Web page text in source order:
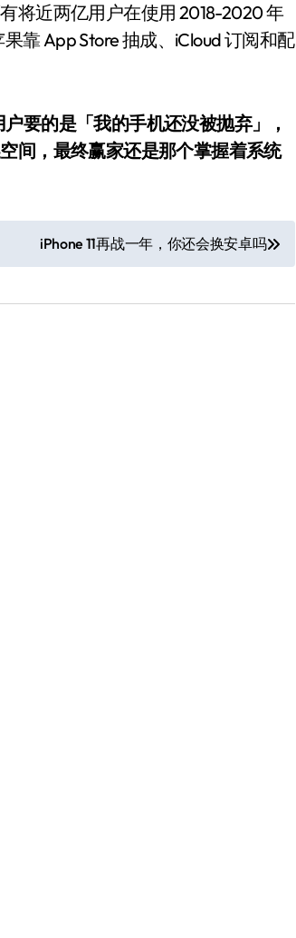
将近两亿用户在使用 2018-2020 年
靠 App Store 抽成、iCloud 订阅和配
户要的是「我的手机还没被抛弃」，
间，最终赢家还是那个掌握着系统
iPhone 11再战一年，你还会换安卓吗
小家电